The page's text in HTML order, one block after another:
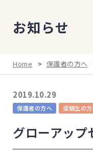
お知らせ
Home > 保護者の方へ
2019.10.29
保護者の方へ 受験生の
グローアップ